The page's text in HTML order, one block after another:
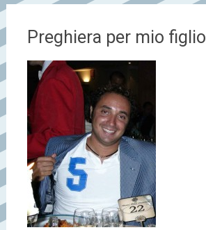
Preghiera per mio figlio